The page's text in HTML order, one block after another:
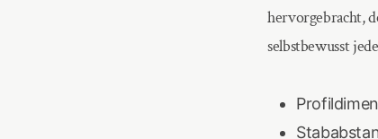
hervorgebracht,
selbstbewusst